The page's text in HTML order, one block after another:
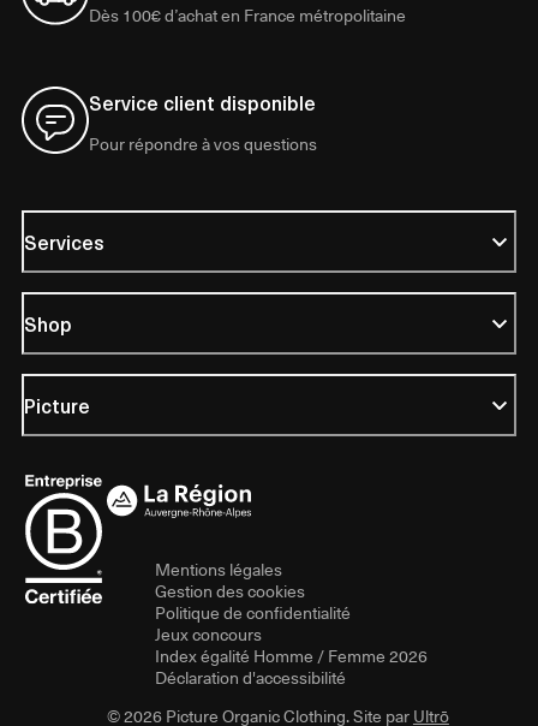
Dès 100€ d’achat en France métropolitaine
Service client disponible
Pour répondre à vos questions
Services
Shop
Picture
Mentions légales
Gestion des cookies
Politique de confidentialité
Jeux concours
Index égalité Homme / Femme 2026
Déclaration d'accessibilité
© 2026 Picture Organic Clothing. Site parUltrō